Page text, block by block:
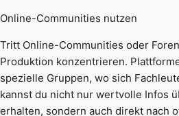
Online-Communities nutzen
Tritt Online-Communities oder
Produktion konzentrieren.
spezielle Gruppen, wo sich
kannst du nicht nur wertvolle Infos
erhalten, sondern auch direkt nach